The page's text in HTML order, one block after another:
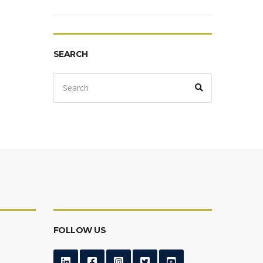
SEARCH
Search
for:
FOLLOW US